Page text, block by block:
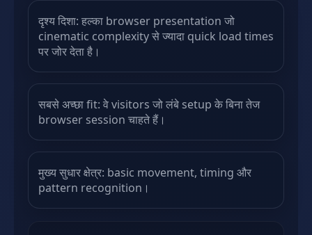
दृश्य दिशा: हल्का browser presentation जो
cinematic complexity से ज्यादा quick load times
पर जोर देता है।
सबसे अच्छा fit: वे visitors जो लंबे setup के बिना तेज
browser session चाहते हैं।
मुख्य सुधार क्षेत्र: basic movement, timing और
pattern recognition।